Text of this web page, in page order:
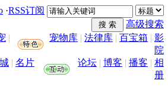
·RSS订阅
高级搜索
| 宠物库 | 法律库 | 百宝箱 | 影
院
| 名片 论坛 | 博客 | 播客 | 相
册